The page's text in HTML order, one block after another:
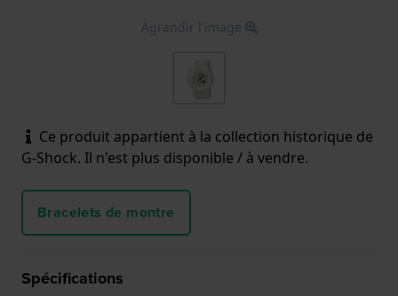
Agrandir l'image
Ce produit appartient à la collection historique de
G-Shock. Il n'est plus disponible / à vendre.
Bracelets de montre
Spécifications